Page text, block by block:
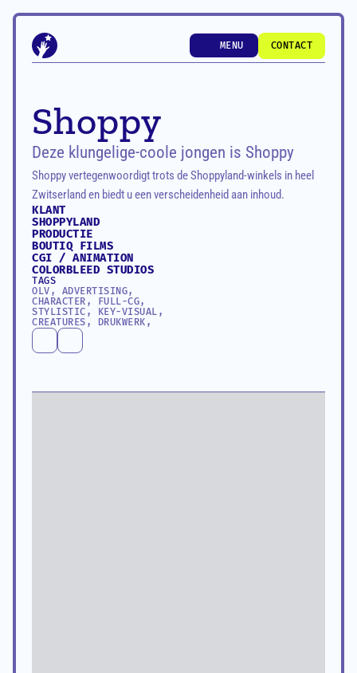
MENU
MENU
CONTACT
Shoppy
Deze klungelige-coole jongen is Shoppy
Shoppy vertegenwoordigt trots de Shoppyland-winkels in heel
Zwitserland en biedt u een verscheidenheid aan inhoud.
KLANT
SHOPPYLAND
PRODUCTIE
BOUTIQ FILMS
CGI / ANIMATION
COLORBLEED STUDIOS
TAGS
OLV, ADVERTISING,
CHARACTER, FULL-CG,
STYLISTIC, KEY-VISUAL,
CREATURES, DRUKWERK,